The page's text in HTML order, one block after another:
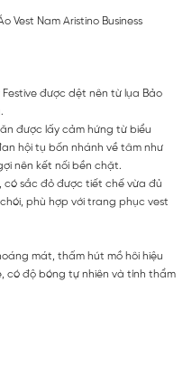
Vest Nam Aristino Business
được dệt nên từ lụa Bảo
được lấy cảm hứng từ biểu
hội tụ bốn nhánh về tâm như
nên kết nối bền chặt.
có sắc đỏ được tiết chế vừa đủ
phù hợp với trang phục vest
mát, thấm hút mồ hôi hiệu
có độ bóng tự nhiên và tính thẩm